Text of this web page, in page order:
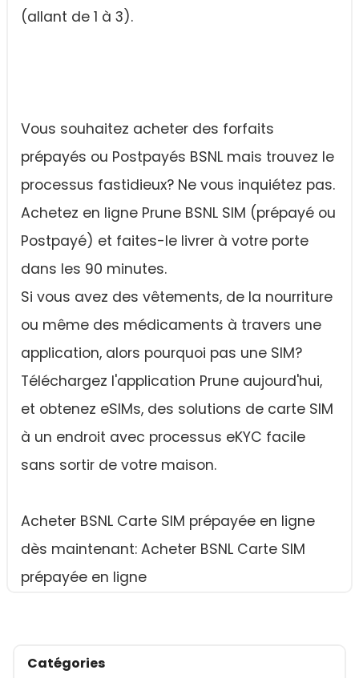
(allant de 1 à 3).
Vous souhaitez acheter des forfaits
prépayés ou Postpayés BSNL mais trouvez le
processus fastidieux? Ne vous inquiétez pas.
Achetez en ligne Prune BSNL SIM (prépayé ou
Postpayé) et faites-le livrer à votre porte
dans les 90 minutes.
Si vous avez des vêtements, de la nourriture
ou même des médicaments à travers une
application, alors pourquoi pas une SIM?
Téléchargez l'application Prune aujourd'hui,
et obtenez eSIMs, des solutions de carte SIM
à un endroit avec processus eKYC facile
sans sortir de votre maison.
Acheter BSNL Carte SIM prépayée en ligne
dès maintenant: Acheter BSNL Carte SIM
prépayée en ligne
Catégories